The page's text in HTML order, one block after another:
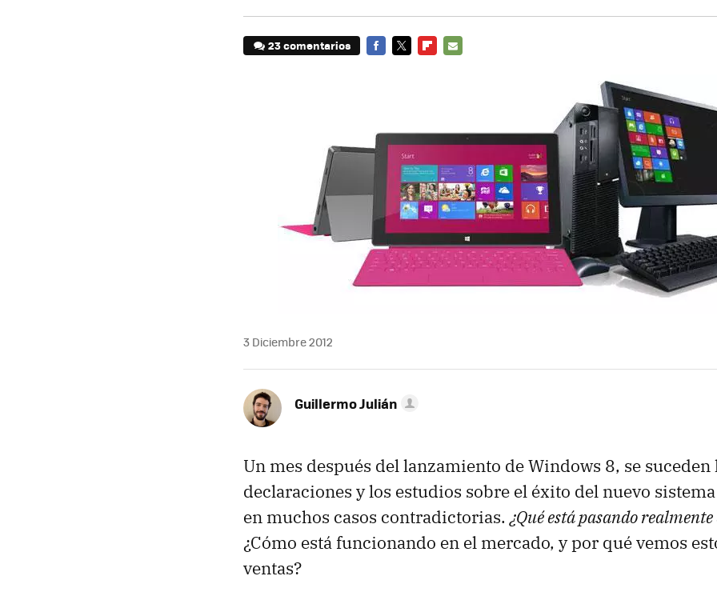
23 comentarios
3 Diciembre 2012
Guillermo Julián
Un mes después del lanzamiento de Windows 8, se suceden
declaraciones y los estudios sobre el éxito del nuevo
en muchos casos contradictorias.¿Qué está pasando
¿Cómo está funcionando en el mercado, y por qué vemos
ventas?